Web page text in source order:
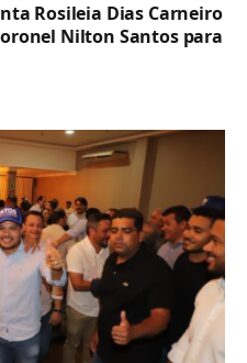
Rosileia Dias Carneiro
Nilton Santos para